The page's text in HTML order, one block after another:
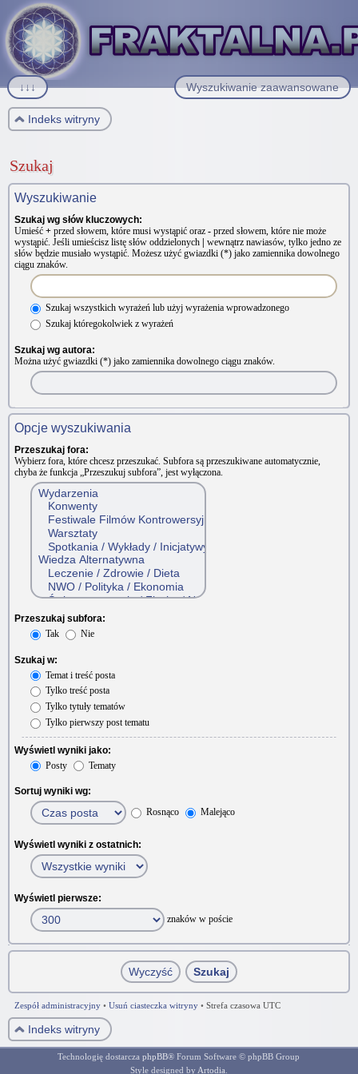
Wyszukiwanie zaawansowane
↓↓↓
Indeks witryny
Szukaj
Wyszukiwanie
Szukaj wg słów kluczowych:
Umieść + przed słowem, które musi wystąpić oraz - przed słowem, które nie może
wystąpić. Jeśli umieścisz listę słów oddzielonych
wewnątrz nawiasów, tylko jedno ze
słów będzie musiało wystąpić. Możesz użyć gwiazdki (*) jako zamiennika dowolnego
ciągu znaków.
Szukaj wszystkich wyrażeń lub użyj wyrażenia wprowadzonego
Szukaj któregokolwiek z wyrażeń
Szukaj wg autora:
Można użyć gwiazdki (*) jako zamiennika dowolnego ciągu znaków.
Opcje wyszukiwania
Przeszukaj fora:
Wybierz fora, które chcesz przeszukać. Subfora są przeszukiwane automatycznie,
chyba że funkcja „Przeszukuj subfora”, jest wyłączona.
Przeszukaj subfora:
Tak
Nie
Szukaj w:
Temat i treść posta
Tylko treść posta
Tylko tytuły tematów
Tylko pierwszy post tematu
Wyświetl wyniki jako:
Posty
Tematy
Sortuj wyniki wg:
Rosnąco
Malejąco
Wyświetl wyniki z ostatnich:
Wyświetl pierwsze:
znaków w poście
Zespół administracyjny • Usuń ciasteczka witryny • Strefa czasowa UTC
Indeks witryny
Technologię dostarczaphpBB® Forum Software © phpBB Group
Style designed by Artodia